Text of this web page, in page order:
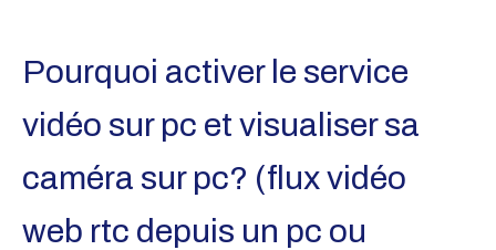
Pourquoi activer le service
vidéo sur pc et visualiser sa
caméra sur pc? (flux vidéo
web rtc depuis un pc ou